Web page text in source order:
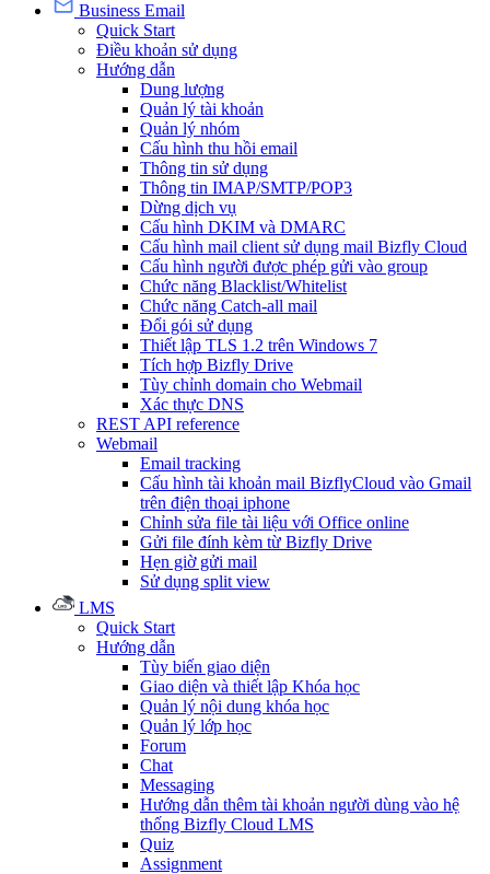
Business Email
Quick Start
Điều khoản sử dụng
Hướng dẫn
Dung lượng
Quản lý tài khoản
Quản lý nhóm
Cấu hình thu hồi email
Thông tin sử dụng
Thông tin IMAP/SMTP/POP3
Dừng dịch vụ
Cấu hình DKIM và DMARC
Cấu hình mail client sử dụng mail Bizfly Cloud
Cấu hình người được phép gửi vào group
Chức năng Blacklist/Whitelist
Chức năng Catch-all mail
Đổi gói sử dụng
Thiết lập TLS 1.2 trên Windows 7
Tích hợp Bizfly Drive
Tùy chỉnh domain cho Webmail
Xác thực DNS
REST API reference
Webmail
Email tracking
Cấu hình tài khoản mail BizflyCloud vào Gmail
trên điện thoại iphone
Chỉnh sửa file tài liệu với Office online
Gửi file đính kèm từ Bizfly Drive
Hẹn giờ gửi mail
Sử dụng split view
LMS
Quick Start
Hướng dẫn
Tùy biến giao diện
Giao diện và thiết lập Khóa học
Quản lý nội dung khóa học
Quản lý lớp học
Forum
Chat
Messaging
Hướng dẫn thêm tài khoản người dùng vào hệ
thống Bizfly Cloud LMS
Quiz
Assignment